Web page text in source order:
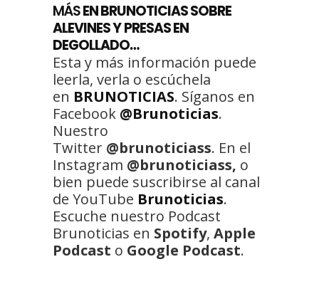
MÁSEN BRUNOTICIAS SOBRE
ALEVINES Y PRESAS EN
DEGOLLADO…
Esta y más información puede
leerla, verla o escúchela
en BRUNOTICIAS. Síganos en
Facebook @Brunoticias.
Nuestro
Twitter @brunoticiass. En el
Instagram @brunoticiass, o
bien puede suscribirse al canal
de YouTube Brunoticias.
Escuche nuestro Podcast
Brunoticias en Spotify, Apple
Podcast o Google Podcast.